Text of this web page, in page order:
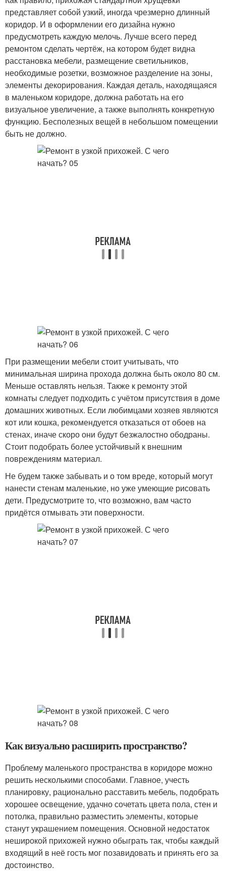
представляет собой узкий, иногда чрезмерно длинный
коридор. И в оформлении его дизайна нужно
предусмотреть каждую мелочь. Лучше всего перед
ремонтом сделать чертёж, на котором будет видна
расстановка мебели, размещение светильников,
необходимые розетки, возможное разделение на зоны,
элементы декорирования. Каждая деталь, находящаяся
в маленьком коридоре, должна работать на его
визуальное увеличение, а также выполнять конкретную
функцию. Бесполезных вещей в небольшом помещении
быть не должно.
При размещении мебели стоит учитывать, что
минимальная ширина прохода должна быть около 80 см.
Меньше оставлять нельзя. Также к ремонту этой
комнаты следует подходить с учётом присутствия в доме
домашних животных. Если любимцами хозяев являются
кот или кошка, рекомендуется отказаться от обоев на
стенах, иначе скоро они будут безжалостно ободраны.
Стоит подобрать более устойчивый к внешним
повреждениям материал.
Не будем также забывать и о том вреде, который могут
нанести стенам маленькие, но уже умеющие рисовать
дети. Предусмотрите то, что возможно, вам часто
придётся отмывать эти поверхности.
Как визуально расширить пространство?
Проблему маленького пространства в коридоре можно
решить несколькими способами. Главное, учесть
планировку, рационально расставить мебель, подобрать
хорошее освещение, удачно сочетать цвета пола, стен и
потолка, правильно разместить элементы, которые
станут украшением помещения. Основной недостаток
неширокой прихожей нужно обыграть так, чтобы каждый
входящий в неё гость мог позавидовать и принять его за
достоинство.